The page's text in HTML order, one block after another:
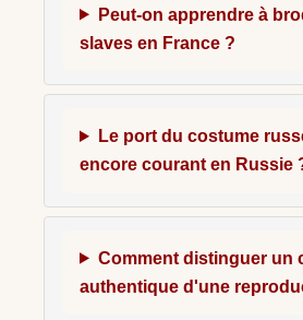
Peut-on apprendre à
slaves en France ?
Le port du costume
encore courant en Russie
Comment distinguer un
authentique d'une